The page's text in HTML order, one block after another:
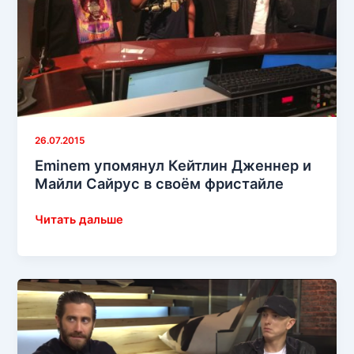
Carhartt
26.07.2015
Eminem упомянул Кейтлин Дженнер и
Майли Сайрус в своём фристайле
Eminem
Дженнер
и
Майли
Сайрус
Читать дальше